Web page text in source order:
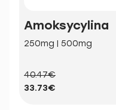
Amoksycylina
250mg | 500mg
40.47€
33.73€